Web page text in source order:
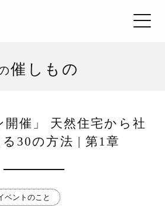
催しもの
開催」 天然住宅から社
30の方法 | 第1章
ベントのこと